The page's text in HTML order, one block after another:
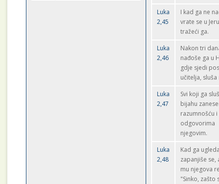
Luka
2,45
I kad ga ne
vrate se u
tražeći ga.
Luka
2,46
Nakon tri
nađoše ga u
gdje sjedi
učitelja,
Luka
2,47
Svi koji ga
bijahu
razumnošću i
odgovorima
njegovim.
Luka
2,48
Kad ga
zapanjiše se,
mu njegova
"Sinko, zašto